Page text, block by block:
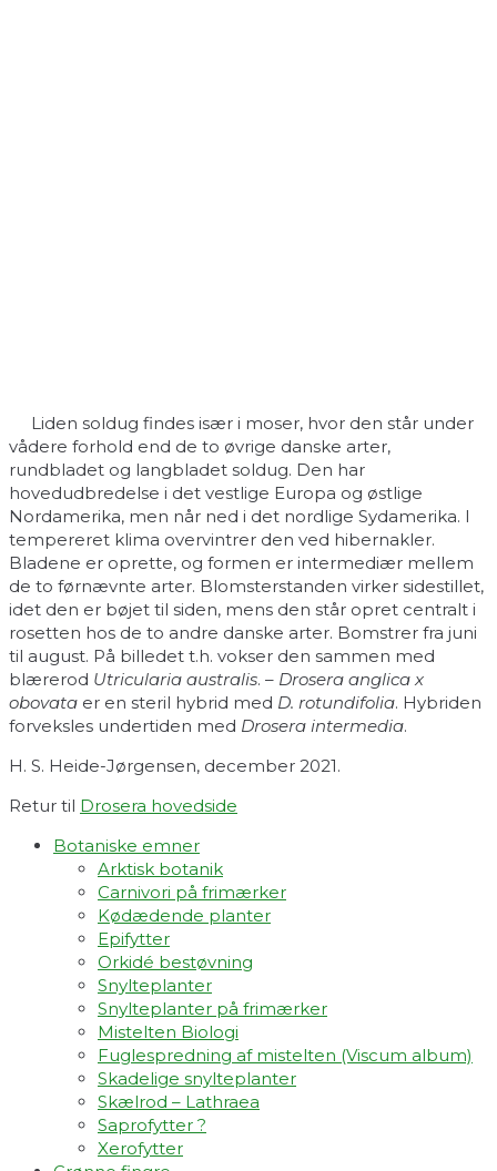
Liden soldug findes især i moser, hvor den står under
vådere forhold end de to øvrige danske arter,
rundbladet og langbladet soldug. Den har
hovedudbredelse i det vestlige Europa og østlige
Nordamerika, men når ned i det nordlige Sydamerika. I
tempereret klima overvintrer den ved hibernakler.
Bladene er oprette, og formen er intermediær mellem
de to førnævnte arter. Blomsterstanden virker sidestillet,
idet den er bøjet til siden, mens den står opret centralt i
rosetten hos de to andre danske arter. Bomstrer fra juni
til august. På billedet t.h. vokser den sammen med
blærerod Utricularia australis. – Drosera anglica x
obovata er en steril hybrid med D. rotundifolia. Hybriden
forveksles undertiden med Drosera intermedia.
H. S. Heide-Jørgensen, december 2021.
Retur til Drosera hovedside
Botaniske emner
Arktisk botanik
Carnivori på frimærker
Kødædende planter
Epifytter
Orkidé bestøvning
Snylteplanter
Snylteplanter på frimærker
Mistelten Biologi
Fuglespredning af mistelten (Viscum album)​
Skadelige snylteplanter
Skælrod – Lathraea
Saprofytter ?
Xerofytter